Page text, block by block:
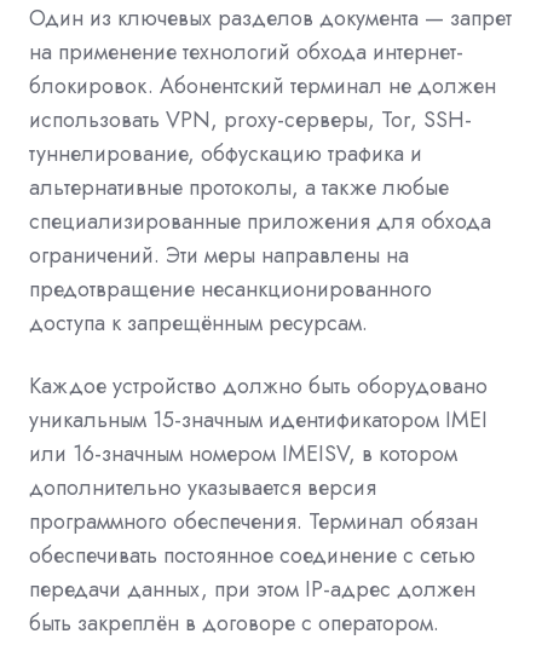
Один из ключевых разделов документа — запрет
на применение технологий обхода интернет-
блокировок. Абонентский терминал не должен
использовать VPN, proxy-серверы, Tor, SSH-
туннелирование, обфускацию трафика и
альтернативные протоколы, а также любые
специализированные приложения для обхода
ограничений. Эти меры направлены на
предотвращение несанкционированного
доступа к запрещённым ресурсам.
Каждое устройство должно быть оборудовано
уникальным 15-значным идентификатором IMEI
или 16-значным номером IMEISV, в котором
дополнительно указывается версия
программного обеспечения. Терминал обязан
обеспечивать постоянное соединение с сетью
передачи данных, при этом IP-адрес должен
быть закреплён в договоре с оператором.